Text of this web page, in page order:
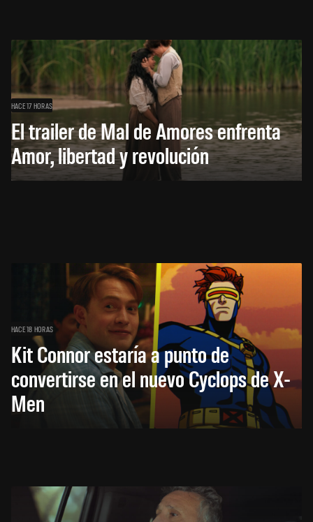
HACE 17 HORAS
El trailer de Mal de Amores enfrenta
Amor, libertad y revolución
HACE 18 HORAS
Kit Connor estaría a punto de
convertirse en el nuevo Cyclops de X-
Men